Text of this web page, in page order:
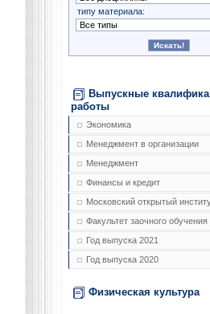
типу материала:
Выпускные
работы
Экономика
Менеджмент в организации
Менеджмент
Финансы и кредит
Московский открытый
Факультет заочного обучения
Год выпуска 2021
Год выпуска 2020
Физическая культура